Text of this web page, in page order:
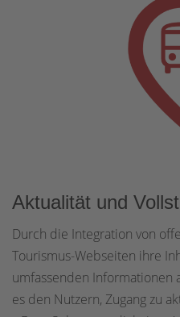
Aktualität und
Durch die Integration von
Tourismus-Webseiten ihre
umfassenden Informationen
es den Nutzern, Zugang zu